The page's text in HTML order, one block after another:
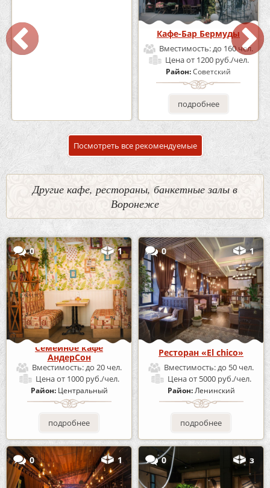
Кафе «Шишка»
Вместимость:
Кафе-Бар Бермуды
Вместимость:до 160 чел.
Ценаот 1200 руб./чел.
Район:Советский
подробнее
Посмотреть все рекомендуемые
Другие кафе, рестораны, банкетные залы в
Воронеже
0 1
Семейное кафе
АндерСон
Вместимость:до 20 чел.
Ценаот 1000 руб./чел.
Район: Центральный
подробнее
0 1
Ресторан «El chico»
Вместимость:до 50 чел.
Ценаот 5000 руб./чел.
Район:Ленинский
подробнее
0 1 0 з